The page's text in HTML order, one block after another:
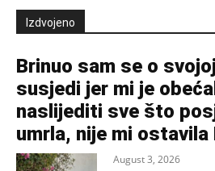
Izdvojeno
Brinuo sam se o
susjedi jer mi je
naslijediti sve što
umrla, nije mi ostavila
August 3, 2026